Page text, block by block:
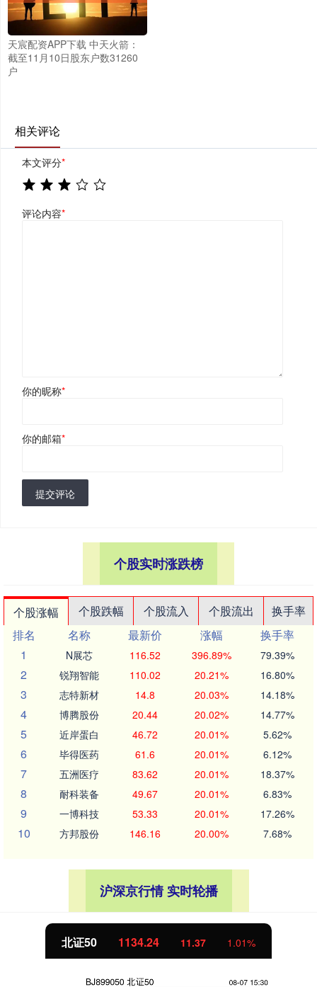
天宸配资APP下载 中天火箭：
截至11月10日股东户数31260
户
相关评论
本文评分*
评论内容*
你的昵称*
你的邮箱*
提交评论
个股实时涨跌榜
个股涨幅 个股跌幅 个股流入 个股流出
换手率
排名
名称 最新价 涨幅
换手率
1
N展芯 116.52 396.89% 79.39%
2 锐翔智能 110.02 20.21% 16.80%
3 志特新材 14.8 20.03% 14.18%
4 博腾股份 20.44 20.02% 14.77%
5 近岸蛋白 46.72 20.01% 5.62%
6 毕得医药 61.6 20.01% 6.12%
7 五洲医疗 83.62 20.01% 18.37%
8 耐科装备 49.67 20.01% 6.83%
9 一博科技 53.33 20.01% 17.26%
10 方邦股份 146.16 20.00% 7.68%
沪深京行情 实时轮播
北证50 1134.24 11.37 1.01%